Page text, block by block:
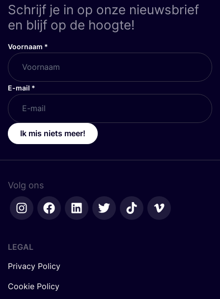
Schrijf je in op onze nieuwsbrief
en blijf op de hoogte!
Voornaam *
E-mail *
Ik mis niets meer!
Volg ons
LEGAL
Privacy Policy
Cookie Policy